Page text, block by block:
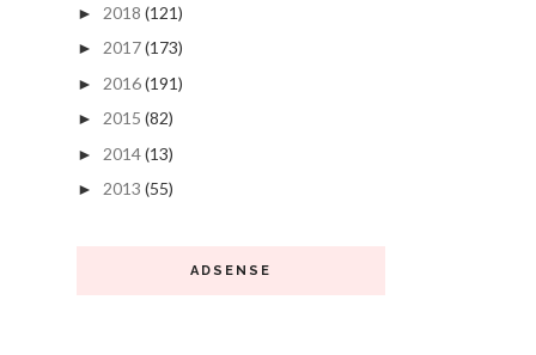
► 2018 (121)
► 2017(173)
► 2016(191)
► 2015 (82)
► 2014(13)
► 2013 (55)
ADSENSE